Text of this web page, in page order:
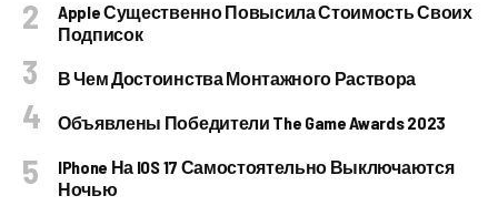
Apple Существенно Повысила Стоимость Своих
Подписок
В Чем Достоинства Монтажного Раствора
Объявлены Победители The Game Awards 2023
IPhone На IOS 17 Самостоятельно Выключаются
Ночью